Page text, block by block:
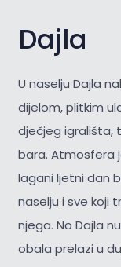
Dajla
U naselju Dajla
dijelom, plitkim
dječjeg igrališta,
bara. Atmosfera
lagani ljetni dan
naselju i sve koji
njega. No Dajla
obala prelazi u